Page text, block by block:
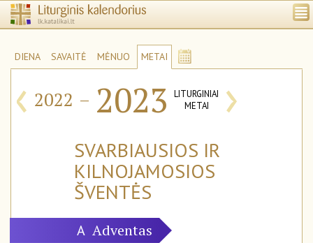
DIENA SAVAITĖ MĖNUO METAI
‹ 2022 – 2023
LITURGINIAI
METAI
›
SVARBIAUSIOS IR
KILNOJAMOSIOS
ŠVENTĖS
A Adventas